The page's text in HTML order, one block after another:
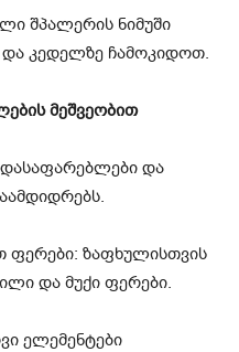
შპალერის ნიმუში
და კედელზე ჩამოკიდოთ.
მეშვეობით
და
ფერები: ზაფხულისთვის
და მუქი ფერები.
ელემენტები